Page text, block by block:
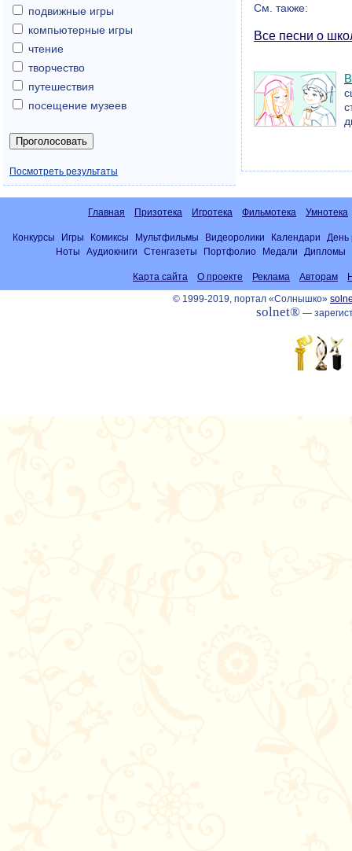
См. также:
Все песни о
подвижные игры
компьютерные игры
чтение
творчество
путешествия
посещение музеев
Посмотреть результаты
Главная Призотека Игротека Фильмотека Умнотека
Конкурсы Игры Комиксы Мультфильмы Видеоролики Календари
День
Ноты
Аудиокниги Стенгазеты Портфолио Медали Дипломы
Карта сайта О проекте Реклама Авторам
© 1999-2019, портал «Солнышко»
solnet®—